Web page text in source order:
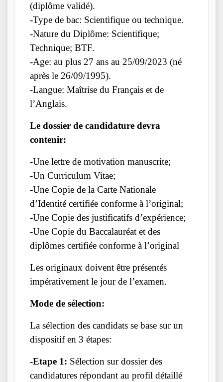
(diplôme validé).
-Type de bac: Scientifique ou technique.
-Nature du Diplôme: Scientifique;
Technique; BTF.
-Age: au plus 27 ans au 25/09/2023 (né
après le 26/09/1995).
-Langue: Maîtrise du Français et de
l’Anglais.
Le dossier de candidature devra
contenir:
-Une lettre de motivation manuscrite;
-Un Curriculum Vitae;
-Une Copie de la Carte Nationale
d’Identité certifiée conforme à l’original;
-Une Copie des justificatifs d’expérience;
-Une Copie du Baccalauréat et des
diplômes certifiée conforme à l’original
Les originaux doivent être présentés
impérativement le jour de l’examen.
Mode de sélection:
La sélection des candidats se base sur un
dispositif en 3 étapes:
-Etape 1: Sélection sur dossier des
candidatures répondant au profil détaillé